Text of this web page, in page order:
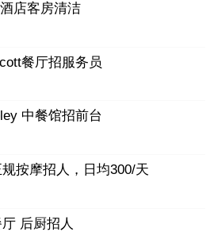
店客房清洁
餐厅招服务员
中餐馆招前台
按摩招人，日均300/天
后厨招人